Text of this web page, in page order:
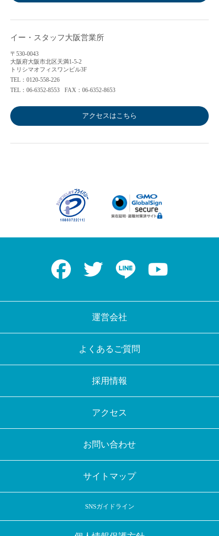
イー・スタッフ大阪営業所
〒530-0043
大阪府大阪市北区天満1-5-2
トリシマオフィスワンビル3F
TEL：0120-558-226
TEL：06-6352-8553
FAX：06-6352-8653
アクセスはこちら
Facebook Twitter LINE
運営会社
よくあるご質問
採用情報
アクセス
お問い合わせ
サイトマップ
SNSガイドライン